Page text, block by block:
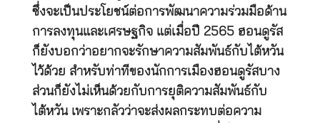
ซึ่งจะเป็นประโยชน์ต่อการพัฒนาความร่วมมือด้าน
การลงทุนและเศรษฐกิจ แต่เมื่อปี 2565 ฮอนดูรัส
ก็ยังบอกว่าอยากจะรักษาความสัมพันธ์กับไต้หวัน
ไว้ด้วย สำหรับท่าทีของนักการเมืองฮอนดูรัสบาง
ส่วนก็ยังไม่เห็นด้วยกับการยุติความสัมพันธ์กับ
ไต้หวัน เพราะกลัวว่าจะส่งผลกระทบต่อความ